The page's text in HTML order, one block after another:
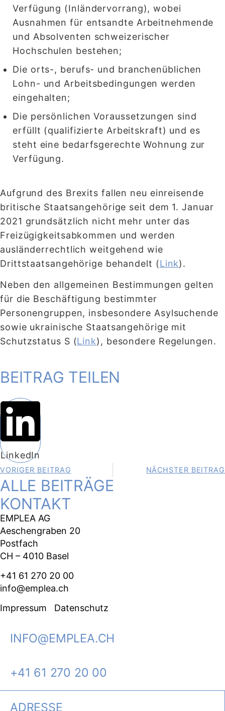
Verfügung (Inländervorrang), wobei
Ausnahmen für entsandte Arbeitnehmende
und Absolventen schweizerischer
Hochschulen bestehen;
Die orts-, berufs- und branchenüblichen
Lohn- und Arbeitsbedingungen werden
eingehalten;
Die persönlichen Voraussetzungen sind
erfüllt (qualifizierte Arbeitskraft) und es
steht eine bedarfsgerechte Wohnung zur
Verfügung.
Aufgrund des Brexits fallen neu einreisende
britische Staatsangehörige seit dem 1. Januar
2021 grundsätzlich nicht mehr unter das
Freizügigkeitsabkommen und werden
ausländerrechtlich weitgehend wie
Drittstaatsangehörige behandelt (Link).
Neben den allgemeinen Bestimmungen gelten
für die Beschäftigung bestimmter
Personengruppen, insbesondere Asylsuchende
sowie ukrainische Staatsangehörige mit
Schutzstatus S (Link), besondere Regelungen.
BEITRAG TEILEN
LinkedIn
VORIGER BEITRAG NÄCHSTER BEITRAG
ALLE BEITRÄGE
KONTAKT
EMPLEA AG
Aeschengraben 20
Postfach
CH – 4010 Basel
+41 61 270 20 00
info@emplea.ch
Impressum
Datenschutz
INFO@EMPLEA.CH
+41 61 270 20 00
ADRESSE